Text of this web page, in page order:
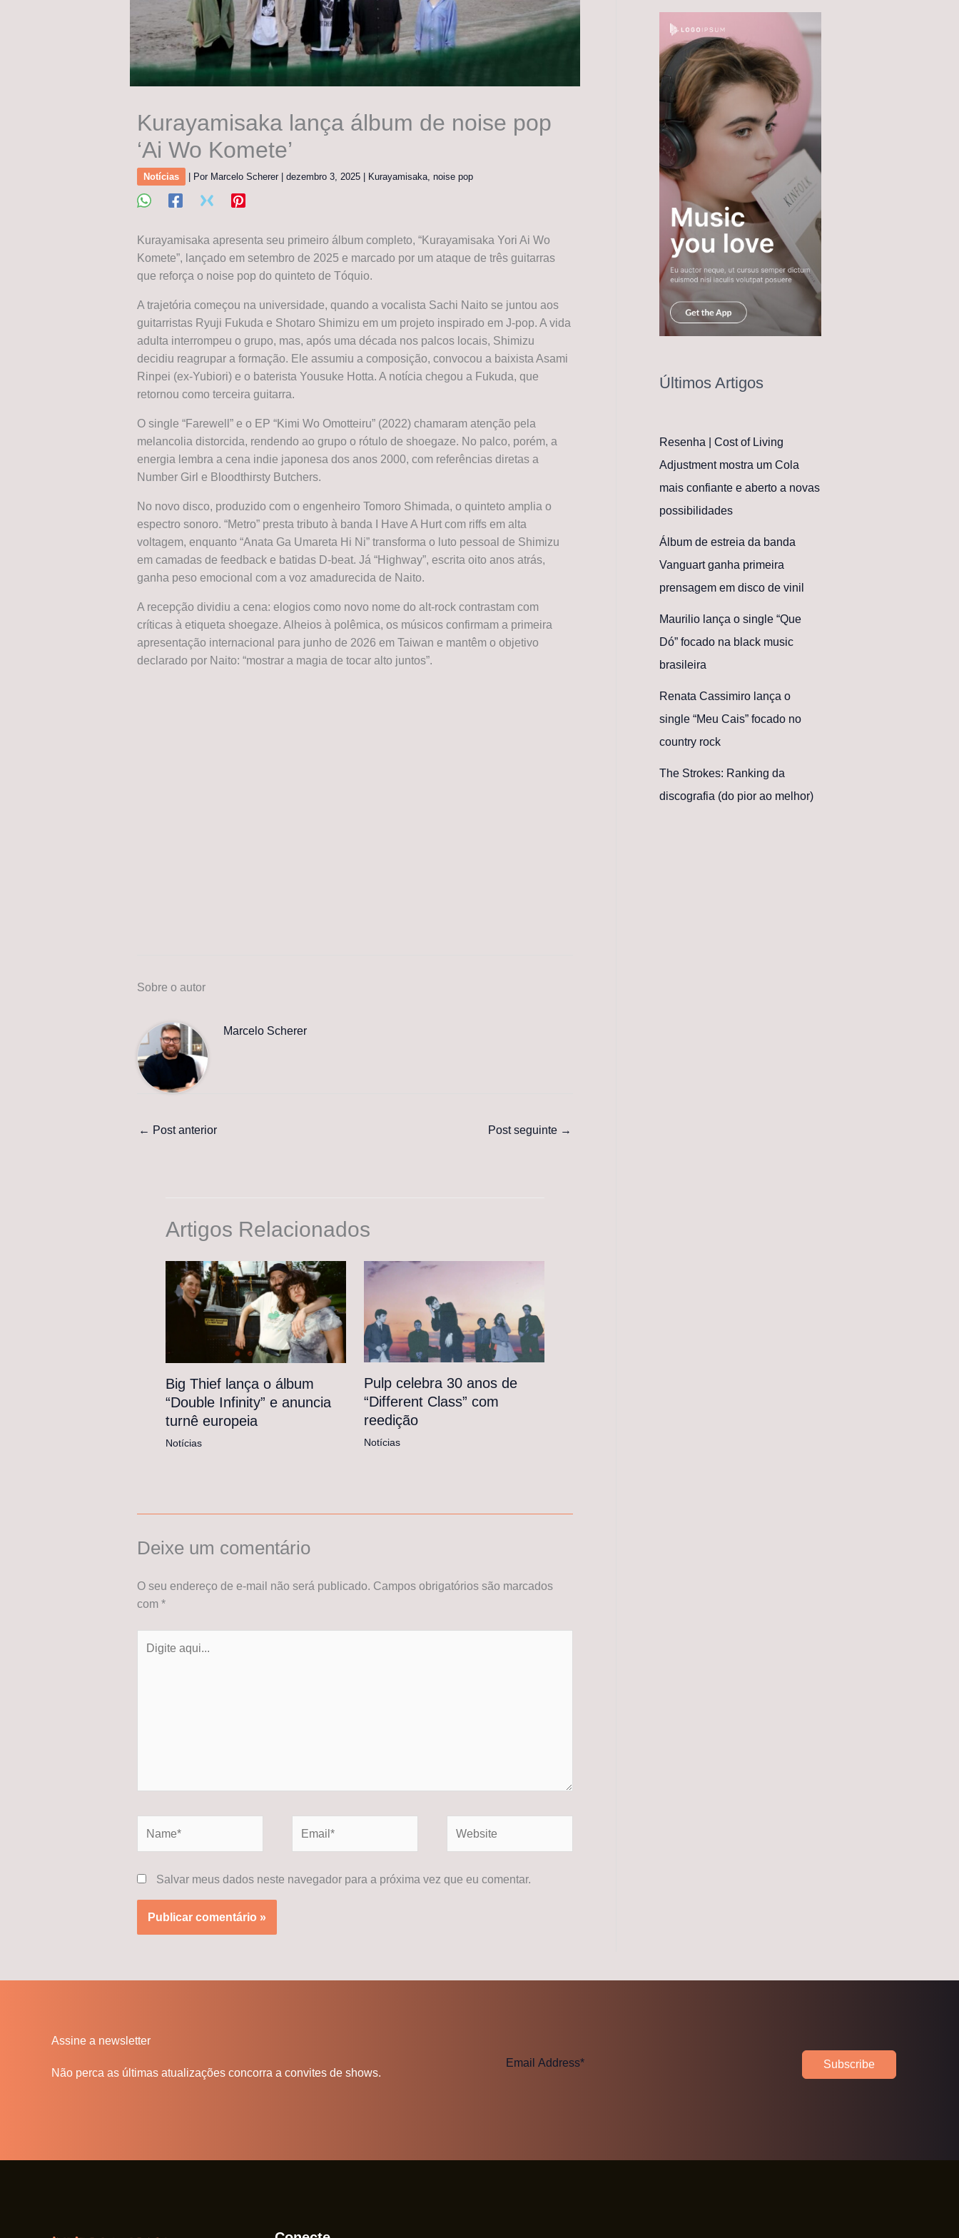
Kurayamisaka lança álbum de noise pop
‘Ai Wo Komete’
Notícias | Por Marcelo Scherer dezembro 3, 2025 Kurayamisaka noise pop
Kurayamisaka apresenta seu primeiro álbum completo, “Kurayamisaka Yori Ai Wo
Komete”, lançado em setembro de 2025 e marcado por um ataque de três guitarras
que reforça o noise pop do quinteto de Tóquio.
A trajetória começou na universidade, quando a vocalista Sachi Naito se juntou aos
guitarristas Ryuji Fukuda e Shotaro Shimizu em um projeto inspirado em J-pop. A vida
adulta interrompeu o grupo, mas, após uma década nos palcos locais, Shimizu
decidiu reagrupar a formação. Ele assumiu a composição, convocou a baixista Asami
Rinpei (ex-Yubiori) e o baterista Yousuke Hotta. A notícia chegou a Fukuda, que
retornou como terceira guitarra.
O single “Farewell” e o EP “Kimi Wo Omotteiru” (2022) chamaram atenção pela
melancolia distorcida, rendendo ao grupo o rótulo de shoegaze. No palco, porém, a
energia lembra a cena indie japonesa dos anos 2000, com referências diretas a
Number Girl e Bloodthirsty Butchers.
No novo disco, produzido com o engenheiro Tomoro Shimada, o quinteto amplia o
espectro sonoro. “Metro” presta tributo à banda I Have A Hurt com riffs em alta
voltagem, enquanto “Anata Ga Umareta Hi Ni” transforma o luto pessoal de Shimizu
em camadas de feedback e batidas D-beat. Já “Highway”, escrita oito anos atrás,
ganha peso emocional com a voz amadurecida de Naito.
A recepção dividiu a cena: elogios como novo nome do alt-rock contrastam com
críticas à etiqueta shoegaze. Alheios à polêmica, os músicos confirmam a primeira
apresentação internacional para junho de 2026 em Taiwan e mantêm o objetivo
declarado por Naito: “mostrar a magia de tocar alto juntos”.
Sobre o autor
Marcelo Scherer
← Post anterior Post seguinte →
Artigos Relacionados
Big Thief lança o álbum
“Double Infinity” e anuncia
turnê europeia
Notícias
Pulp celebra 30 anos de
“Different Class” com
reedição
Notícias
Deixe um comentário
O seu endereço de e-mail não será publicado. Campos obrigatórios são marcados
com *
aqui...
Salvar meus dados neste navegador para a próxima vez que eu comentar.
Últimos Artigos
Resenha | Cost of Living
Adjustment mostra um Cola
mais confiante e aberto a novas
possibilidades
Álbum de estreia da banda
Vanguart ganha primeira
prensagem em disco de vinil
Maurilio lança o single “Que
Dó” focado na black music
brasileira
Renata Cassimiro lança o
single “Meu Cais” focado no
country rock
The Strokes: Ranking da
discografia (do pior ao melhor)
Assine a newsletter
Não perca as últimas atualizações concorra a convites de shows.
Subscribe